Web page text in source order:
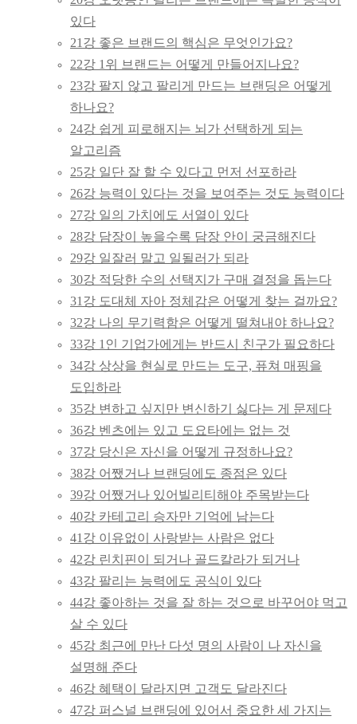
있다
21강 좋은 브랜드의 핵심은 무엇인가요?
22강 1위 브랜드는 어떻게 만들어지나요?
23강 팔지 않고 팔리게 만드는 브랜딩은 어떻게
하나요?
24강 쉽게 피로해지는 뇌가 선택하게 되는
알고리즘
25강 일단 잘 할 수 있다고 먼저 선포하라
26강 능력이 있다는 것을 보여주는 것도 능력이다
27강 일의 가치에도 서열이 있다
28강 담장이 높을수록 담장 안이 궁금해진다
29강 일잘러 말고 일될러가 되라
30강 적당한 수의 선택지가 구매 결정을 돕는다
31강 도대체 자아 정체감은 어떻게 찾는 걸까요?
32강 나의 무기력함은 어떻게 떨쳐내야 하나요?
33강 1인 기업가에게는 반드시 친구가 필요하다
34강 상상을 현실로 만드는 도구, 퓨쳐 매핑을
도입하라
35강 변하고 싶지만 변신하기 싫다는 게 문제다
36강 벤츠에는 있고 도요타에는 없는 것
37강 당신은 자신을 어떻게 규정하나요?
38강 어쨌거나 브랜딩에도 종점은 있다
39강 어쨌거나 있어빌리티해야 주목받는다
40강 카테고리 승자만 기억에 남는다
41강 이유없이 사랑받는 사람은 없다
42강 린치핀이 되거나 골드칼라가 되거나
43강 팔리는 능력에도 공식이 있다
44강 좋아하는 것을 잘 하는 것으로 바꾸어야 먹고
살 수 있다
45강 최근에 만난 다섯 명의 사람이 나 자신을
설명해 준다
46강 혜택이 달라지면 고객도 달라진다
47강 퍼스널 브랜딩에 있어서 중요한 세 가지는